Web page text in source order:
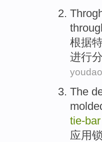
根据
进行
youdao
The
tie-bar
应用锁